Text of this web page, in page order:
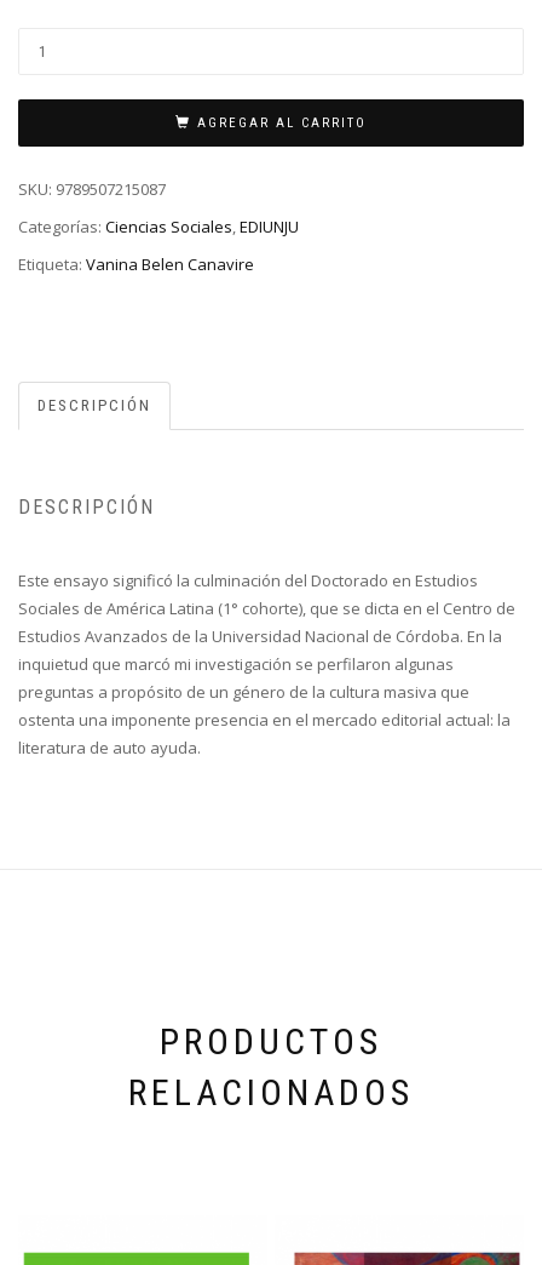
AGREGAR AL CARRITO
SKU: 9789507215087
Categorías: Ciencias Sociales,EDIUNJU
Etiqueta: Vanina Belen Canavire
DESCRIPCIÓN
DESCRIPCIÓN
Este ensayo significó la culminación del Doctorado en Estudios
Sociales de América Latina (1° cohorte), que se dicta en el Centro de
Estudios Avanzados de la Universidad Nacional de Córdoba. En la
inquietud que marcó mi investigación se perfilaron algunas
preguntas a propósito de un género de la cultura masiva que
ostenta una imponente presencia en el mercado editorial actual: la
literatura de auto ayuda.
PRODUCTOS
RELACIONADOS